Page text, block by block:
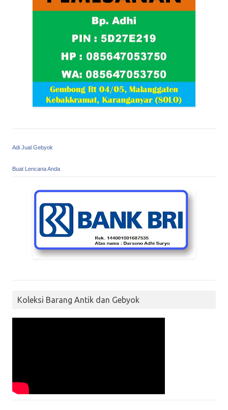
Adi Jual Gebyok
Buat Lencana Anda
Koleksi Barang Antik dan Gebyok